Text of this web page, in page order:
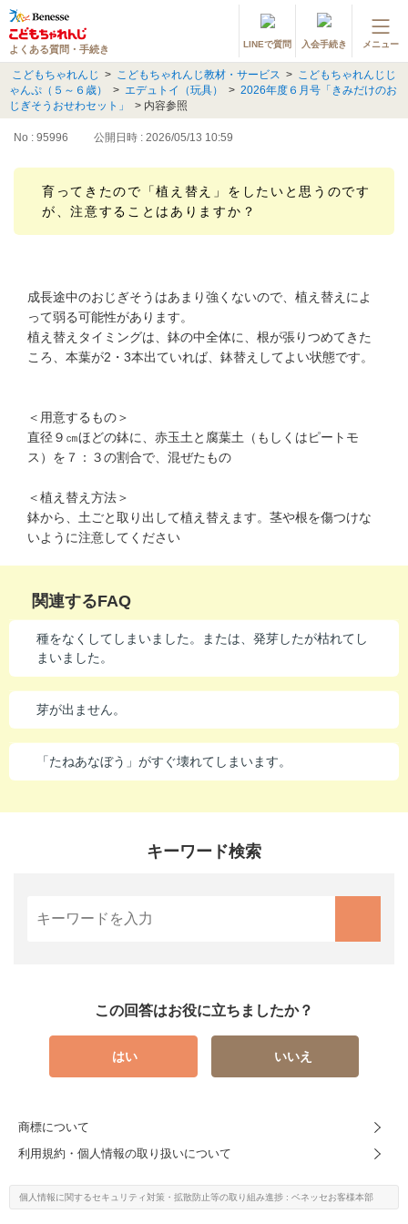
よくある質問・手続き LINEで質問 入会手続き メニュー
登録情報の変更・各種お手続き
会員ページへログイン
お客様サポート(手続き・照会)
よくある質問・お問い合わせ
カテゴリーから探す
他の講座のよくある質問・手続きはこちら
進研ゼミ 小学講座
進研ゼミ 中学講座 中高一貫
こどもちゃれんじのご紹介はこちら
こどもちゃれんじ > こどもちゃれんじ教材・サービス > こどもちゃれんじじ
ゃんぷ（５～６歳）
> エデュトイ（玩具） > 2026年度６月号「きみだけのお
じぎそうおせわセット」
> 内容参照
No : 95996 公開日時 : 2026/05/13 10:59
育ってきたので「植え替え」をしたいと思うのです
が、注意することはありますか？
成長途中のおじぎそうはあまり強くないので、植え替えによ
って弱る可能性があります。
植え替えタイミングは、鉢の中全体に、根が張りつめてきた
ころ、本葉が2・3本出ていれば、鉢替えしてよい状態です。
＜用意するもの＞
直径９㎝ほどの鉢に、赤玉土と腐葉土（もしくはピートモ
ス）を７：３の割合で、混ぜたもの
＜植え替え方法＞
鉢から、土ごと取り出して植え替えます。茎や根を傷つけな
いように注意してください
関連するFAQ
種をなくしてしまいました。または、発芽したが枯れてし
まいました。
芽が出ません。
「たねあなぼう」がすぐ壊れてしまいます。
キーワード検索
この回答はお役に立ちましたか？
はい いいえ
商標について
利用規約・個人情報の取り扱いについて
個人情報に関するセキュリティ対策・ 拡散防止等の取り組み進捗 : ベネッセお客様本部